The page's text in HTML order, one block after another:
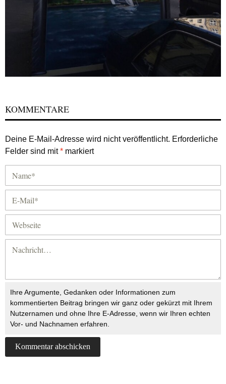
KOMMENTARE
Deine E-Mail-Adresse wird nicht veröffentlicht. Erforderliche
Felder sind mit* markiert
Ihre Argumente, Gedanken oder Informationen zum
kommentierten Beitrag bringen wir ganz oder gekürzt mit Ihrem
Nutzernamen und ohne Ihre E-Adresse, wenn wir Ihren echten
Vor- und Nachnamen erfahren.